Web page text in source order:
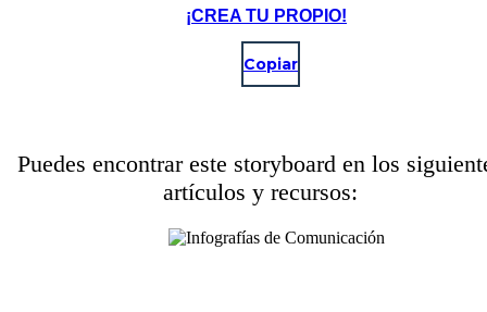
¡CREA TU PROPIO!
Copiar
Puedes encontrar este storyboard en los
artículos y recursos: